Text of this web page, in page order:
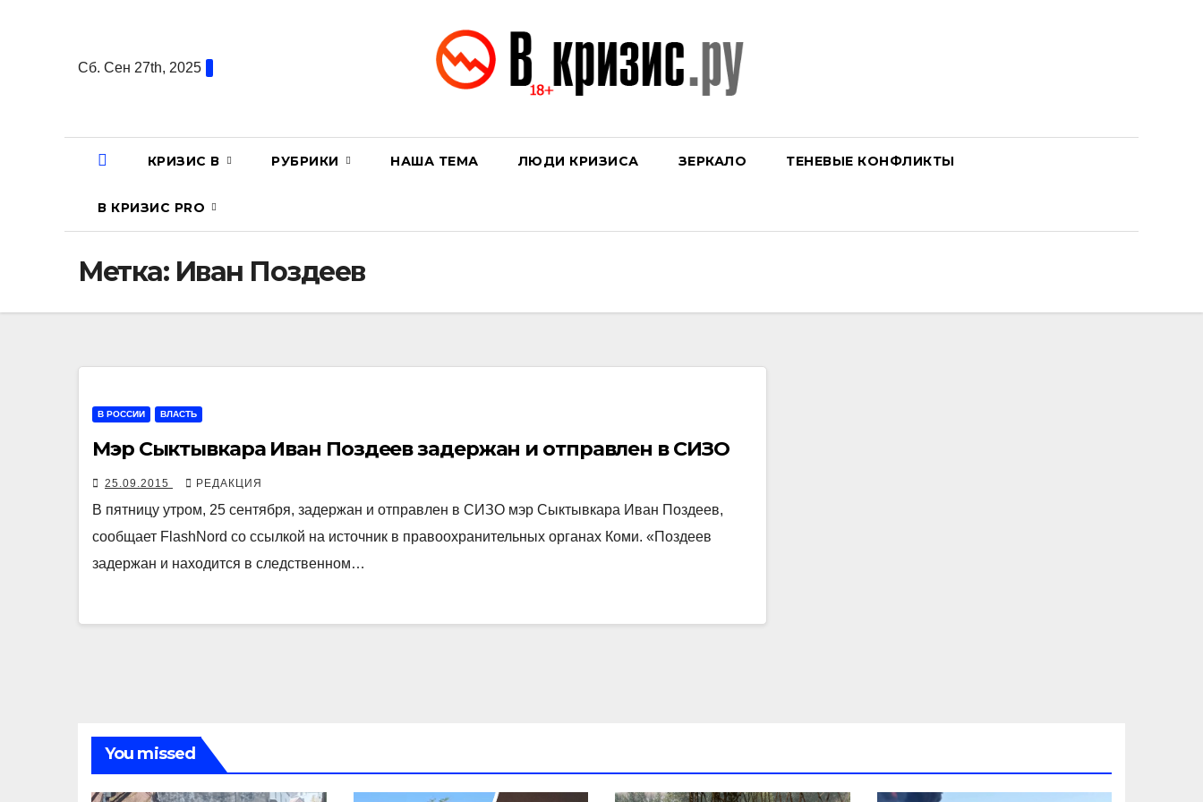
содержаниюСб. Сен 27th, 2025
КРИЗИС В РУБРИКИ НАША ТЕМА ЛЮДИ КРИЗИСА ЗЕРКАЛО ТЕНЕВЫЕ КОНФЛИКТЫ
В КРИЗИС PRO
Метка: Иван Поздеев
В РОССИИ ВЛАСТЬ
Мэр Сыктывкара Иван Поздеев задержан и отправлен в СИЗО
25.09.2015 РЕДАКЦИЯ
В пятницу утром, 25 сентября, задержан и отправлен в СИЗО мэр Сыктывкара Иван Поздеев,
сообщает FlashNord со ссылкой на источник в правоохранительных органах Коми. «Поздеев
задержан и находится в следственном…
You missed